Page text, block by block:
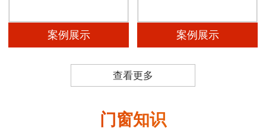
案例展示 案例展示
查看更多
门窗知识